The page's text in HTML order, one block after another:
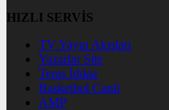
HIZLI SERVİS
TV Yayın Akışları
Yazarlar Site
Tenis İddaa
Basketbol Canlı
AMP